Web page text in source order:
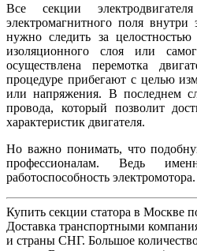
Все секции
электромагнитного поля внутри
нужно следить за
изоляционного слоя или
осуществлена перемотка
процедуре прибегают с целью
или напряжения. В последнем
провода, который позволит
характеристик двигателя.
Но важно понимать, что
профессионалам. Ведь
работоспособность электромотора.
Купить секции статора в Москве
Доставка транспортными
и страны СНГ. Большое